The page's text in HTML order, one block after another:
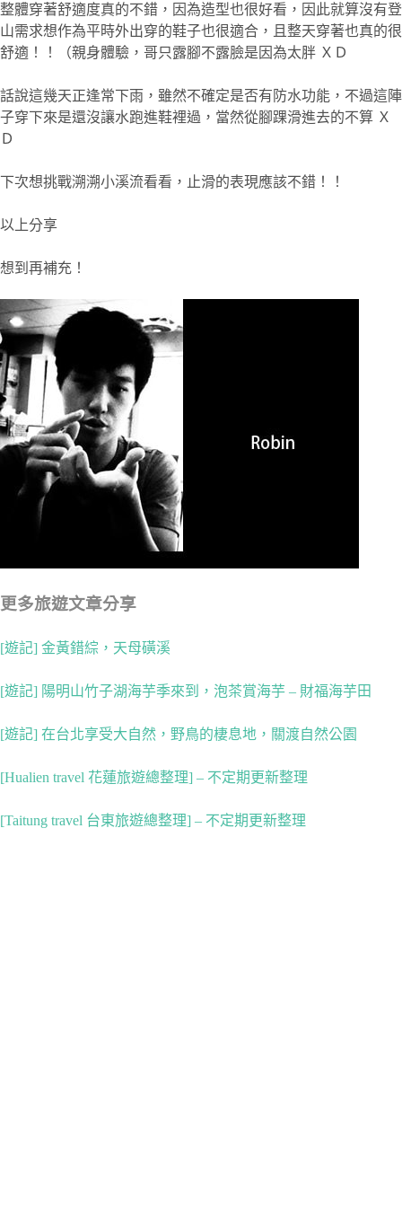
整體穿著舒適度真的不錯，因為造型也很好看，因此就算沒有登
山需求想作為平時外出穿的鞋子也很適合，且整天穿著也真的很
舒適！！（親身體驗，哥只露腳不露臉是因為太胖 ＸＤ
話說這幾天正逢常下雨，雖然不確定是否有防水功能，不過這陣
子穿下來是還沒讓水跑進鞋裡過，當然從腳踝滑進去的不算 Ｘ
Ｄ
下次想挑戰溯溯小溪流看看，止滑的表現應該不錯！！
以上分享
想到再補充！
更多旅遊文章分享
[遊記] 金黃錯綜，天母磺溪
[遊記] 陽明山竹子湖海芋季來到，泡茶賞海芋 – 財福海芋田
[遊記] 在台北享受大自然，野鳥的棲息地，關渡自然公園
[Hualien travel 花蓮旅遊總整理] – 不定期更新整理
[Taitung travel 台東旅遊總整理] – 不定期更新整理